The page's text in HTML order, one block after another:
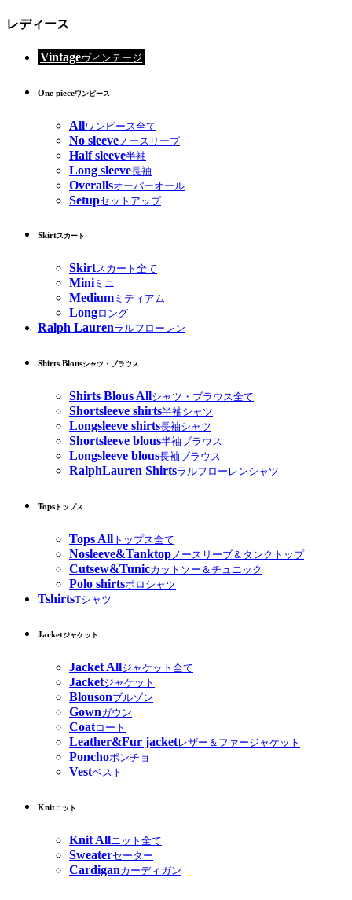
レディース
Vintageヴィンテージ
One pieceワンピース
Allワンピース全て
No sleeve ノースリーブ
Half sleeve半袖
Long sleeve長袖
Overallsオーバーオール
Setupセットアップ
Skirtスカート
Skirtスカート全て
Miniミニ
Medium ミディアム
Longロング
Ralph Laurenラルフローレン
Shirts Blousシャツ・ブラウス
Shirts Blous Allシャツ・ブラウス全て
Shortsleeve shirts半袖シャツ
Longsleeve shirts長袖シャツ
Shortsleeve blous半袖ブラウス
Longsleeve blous長袖ブラウス
RalphLauren Shirtsラルフローレンシャツ
Tops トップス
Tops All トップス全て
Nosleeve&Tanktopノースリーブ＆タンクトップ
Cutsew&Tunicカットソー＆チュニック
Polo shirtsポロシャツ
TshirtsTシャツ
Jacketジャケット
Jacket Allジャケット全て
Jacketジャケット
Blousonブルゾン
Gownガウン
Coatコート
Leather&Fur jacketレザー＆ファージャケット
Ponchoポンチョ
Vestベスト
Knitニット
Knit Allニット全て
Sweaterセーター
Cardiganカーディガン